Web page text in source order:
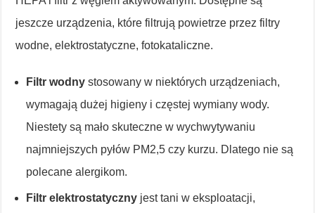
jeszcze urządzenia, które filtrują powietrze przez filtry
wodne, elektrostatyczne, fotokataliczne.
Filtr wodny stosowany w niektórych urządzeniach,
wymagają dużej higieny i częstej wymiany wody.
Niestety są mało skuteczne w wychwytywaniu
najmniejszych pyłów PM2,5 czy kurzu. Dlatego nie są
polecane alergikom.
Filtr elektrostatyczny jest tani w eksploatacji,